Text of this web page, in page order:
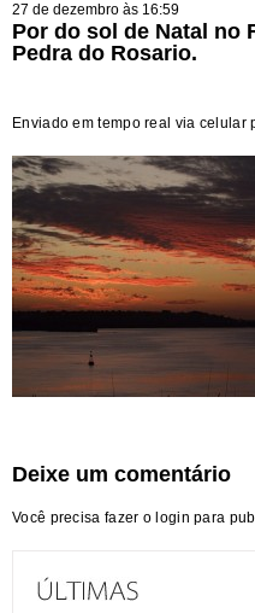
27 de dezembro às 16:59
Por do sol de Natal no
Pedra do Rosario.
Enviado em tempo real via celular
Deixe um comentário
Você precisa fazer o login para